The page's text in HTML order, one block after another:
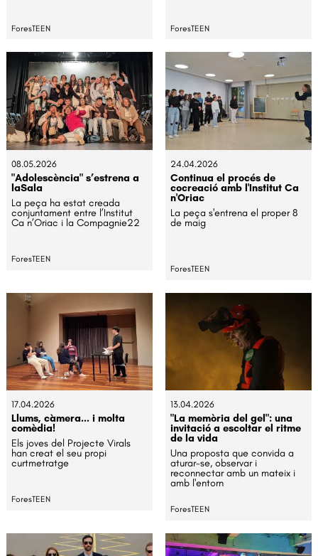
ForesTEEN ForesTEEN
08.05.2026
"Adolescència" s’estrena a
laSala
La peça ha estat creada
conjuntament entre l’Institut
Ca n’Oriac i la Compagnie22
ForesTEEN
24.04.2026
Continua el procés de
cocreació amb l'Institut Ca
n'Oriac
La peça s'entrena el proper 8
de maig
ForesTEEN
17.04.2026
Llums, càmera... i molta
comèdia!
Els joves del Projecte Virals
han creat el seu propi
curtmetratge
ForesTEEN
13.04.2026
"La memòria del gel": una
invitació a escoltar el ritme
de la vida
Una proposta que convida a
aturar-se, observar i
reconnectar amb un mateix i
amb l'entorn
ForesTEEN